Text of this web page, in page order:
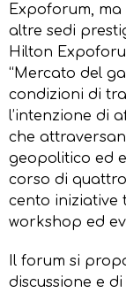
Expoforum,
altre sedi
Hilton
“Mercato del
condizioni di
l’intenzione di
che
geopolitico ed
corso di
cento iniziative
workshop ed
Il forum si
discussione e